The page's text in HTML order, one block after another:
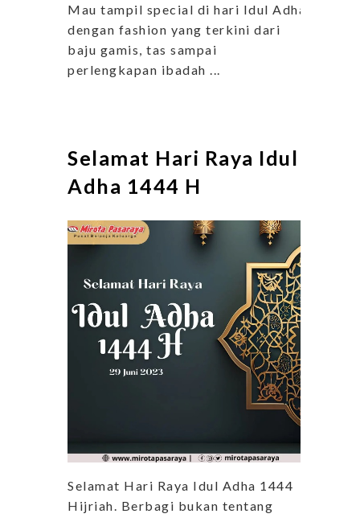
Mau tampil special di hari Idul Adha
dengan fashion yang terkini dari
baju gamis, tas sampai
perlengkapan ibadah ...
Selamat Hari Raya Idul
Adha 1444 H
Selamat Hari Raya Idul Adha 1444
Hijriah. Berbagi bukan tentang